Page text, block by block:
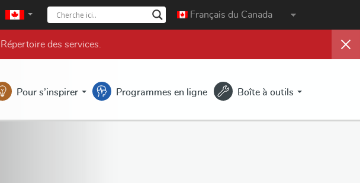
Français du Canada
Répertoire des services
Pour s’inspirer Programmes en ligne Boîte à outils